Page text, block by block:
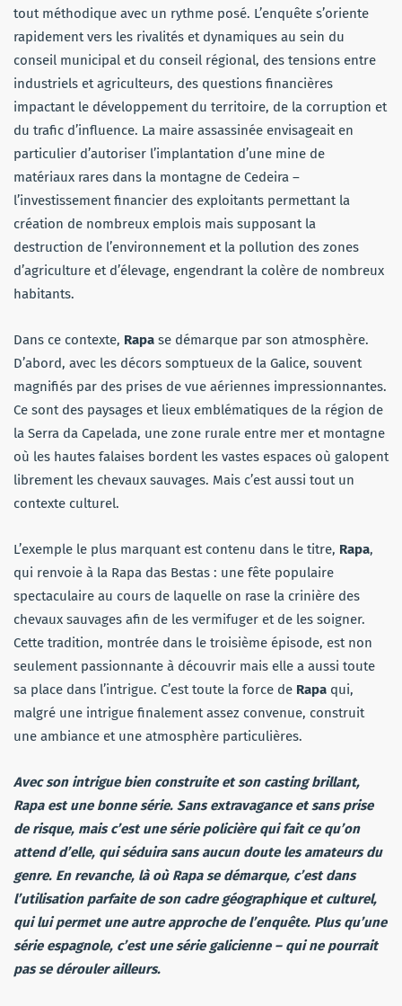
tout méthodique avec un rythme posé. L’enquête s’oriente
rapidement vers les rivalités et dynamiques au sein du
conseil municipal et du conseil régional, des tensions entre
industriels et agriculteurs, des questions financières
impactant le développement du territoire, de la corruption et
du trafic d’influence. La maire assassinée envisageait en
particulier d’autoriser l’implantation d’une mine de
matériaux rares dans la montagne de Cedeira –
l’investissement financier des exploitants permettant la
création de nombreux emplois mais supposant la
destruction de l’environnement et la pollution des zones
d’agriculture et d’élevage, engendrant la colère de nombreux
habitants.
Dans ce contexte, Rapa se démarque par son atmosphère.
D’abord, avec les décors somptueux de la Galice, souvent
magnifiés par des prises de vue aériennes impressionnantes.
Ce sont des paysages et lieux emblématiques de la région de
la Serra da Capelada, une zone rurale entre mer et montagne
où les hautes falaises bordent les vastes espaces où galopent
librement les chevaux sauvages. Mais c’est aussi tout un
contexte culturel.
L’exemple le plus marquant est contenu dans le titre, Rapa,
qui renvoie à la Rapa das Bestas : une fête populaire
spectaculaire au cours de laquelle on rase la crinière des
chevaux sauvages afin de les vermifuger et de les soigner.
Cette tradition, montrée dans le troisième épisode, est non
seulement passionnante à découvrir mais elle a aussi toute
sa place dans l’intrigue. C’est toute la force de Rapa qui,
malgré une intrigue finalement assez convenue, construit
une ambiance et une atmosphère particulières.
Avec son intrigue bien construite et son casting brillant,
Rapa est une bonne série. Sans extravagance et sans prise
de risque, mais c’est une série policière qui fait ce qu’on
attend d’elle, qui séduira sans aucun doute les amateurs du
genre. En revanche, là où Rapa se démarque, c’est dans
l’utilisation parfaite de son cadre géographique et culturel,
qui lui permet une autre approche de l’enquête. Plus qu’une
série espagnole, c’est une série galicienne – qui ne pourrait
pas se dérouler ailleurs.